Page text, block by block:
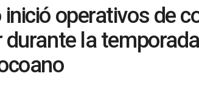
inició operativos de
la